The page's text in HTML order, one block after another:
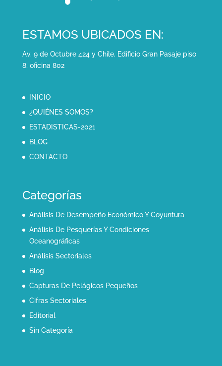
ESTAMOS UBICADOS EN:
Av. 9 de Octubre 424 y Chile. Edificio Gran Pasaje piso
8, oficina 802
INICIO
¿QUIÉNES SOMOS?
ESTADISTICAS-2021
BLOG
CONTACTO
Categorías
Análisis De Desempeño Económico Y Coyuntura
Análisis De Pesquerías Y Condiciones
Oceanográficas
Análisis Sectoriales
Blog
Capturas De Pelágicos Pequeños
Cifras Sectoriales
Editorial
Sin Categoría